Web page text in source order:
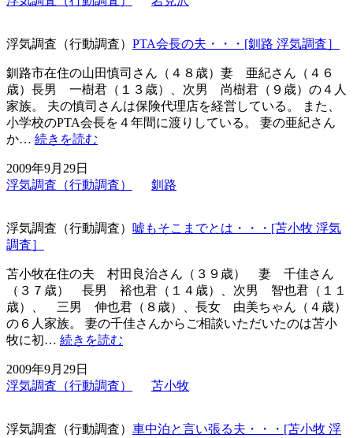
系
妻・・・
[岩
見
沢
浮
気
浮気調査（行動調査） PTA会長の夫・・・[釧路 浮気調査］
釧路市在住の山田慎司さん（４８歳）妻 亜紀さん（４６
歳）長男 一樹君（１３歳）、次男 尚樹君（９歳）の４人
家族。 夫の慎司さんは保険代理店を経営している。 また、
小学校のPTA会長を４年間に渡りしている。 妻の亜紀さん
か… 続きを読む
の
路
気
調
査］
2009年9月29日
浮気調査（行動調査）
釧路
浮気調査（行動調査） 嘘もそこまでとは・・・[苫小牧 浮気
調査］
苫小牧在住の夫 村田良治さん（３９歳） 妻 千佳さん
（３７歳） 長男 裕也君（１４歳）、次男 智也君（１１
歳）、 三男 伸也君（８歳）、長女 由美ちゃん（４歳）
の６人家族。 妻の千佳さんからご相談いただいたのは苫小
牧に初… 続きを読む
こ
で
2009年9月29日
浮気調査（行動調査）
苫小牧
浮気調査（行動調査） 車中泊と言い張る夫・・・[苫小牧 浮